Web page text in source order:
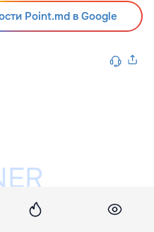
Point.md в Google